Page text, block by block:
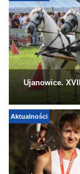
Ujanowice.
Aktualności